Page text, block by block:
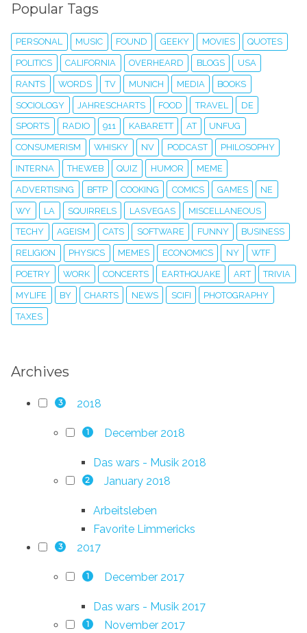
Popular Tags
PERSONAL MUSIC FOUND GEEKY MOVIES QUOTES
POLITICS CALIFORNIA OVERHEARD BLOGS USA
RANTS WORDS TV MUNICH MEDIA BOOKS
SOCIOLOGY JAHRESCHARTS FOOD TRAVEL DE
SPORTS RADIO 911 KABARETT AT UNFUG
CONSUMERISM WHISKY NV PODCAST PHILOSOPHY
INTERNA THEWEB QUIZ HUMOR MEME
ADVERTISING BFTP COOKING COMICS GAMES NE
WY LA SQUIRRELS LASVEGAS MISCELLANEOUS
TECHY AGEISM CATS SOFTWARE FUNNY BUSINESS
RELIGION PHYSICS MEMES ECONOMICS NY WTF
POETRY WORK CONCERTS EARTHQUAKE ART TRIVIA
MYLIFE BY CHARTS NEWS SCIFI PHOTOGRAPHY
TAXES
Archives
3 2018
1 December 2018
Das wars - Musik 2018
2 January 2018
Arbeitsleben
Favorite Limmericks
3 2017
1 December 2017
Das wars - Musik 2017
1 November 2017